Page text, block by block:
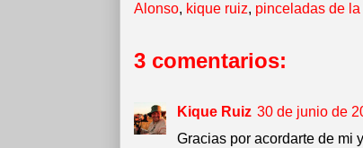
Alonso, kique ruiz, pinceladas de
3 comentarios:
Kique Ruiz 30 de junio de
Gracias por acordarte de mi